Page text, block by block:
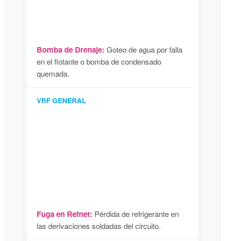
Bomba de Drenaje: Goteo de agua por falla
en el flotante o bomba de condensado
quemada.
VRF GENERAL
Fuga en Refnet: Pérdida de refrigerante en
las derivaciones soldadas del circuito.